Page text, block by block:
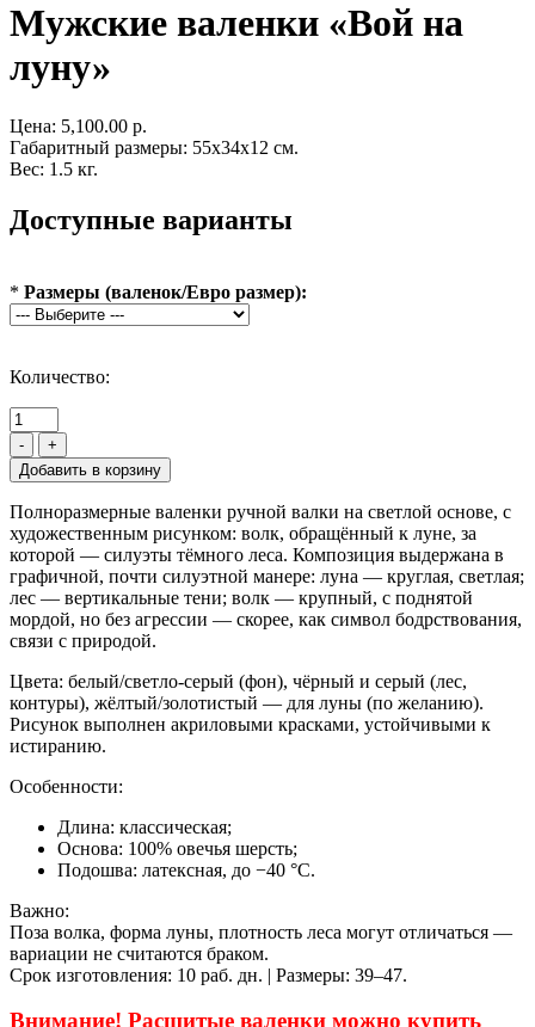
Мужские валенки «Вой на
луну»
Цена: 5,100.00 р.
Габаритный размеры: 55x34x12 см.
Вес: 1.5 кг.
Доступные варианты
* Размеры (валенок/Евро размер):
Количество:
- +
Полноразмерные валенки ручной валки на светлой основе, с
художественным рисунком: волк, обращённый к луне, за
которой — силуэты тёмного леса. Композиция выдержана в
графичной, почти силуэтной манере: луна — круглая, светлая;
лес — вертикальные тени; волк — крупный, с поднятой
мордой, но без агрессии — скорее, как символ бодрствования,
связи с природой.
Цвета: белый/светло-серый (фон), чёрный и серый (лес,
контуры), жёлтый/золотистый — для луны (по желанию).
Рисунок выполнен акриловыми красками, устойчивыми к
истиранию.
Особенности:
Длина: классическая;
Основа: 100% овечья шерсть;
Подошва: латексная, до −40 °C.
Важно:
Поза волка, форма луны, плотность леса могут отличаться —
вариации не считаются браком.
Срок изготовления: 10 раб. дн. | Размеры: 39–47.
Внимание! Расшитые валенки можно купить